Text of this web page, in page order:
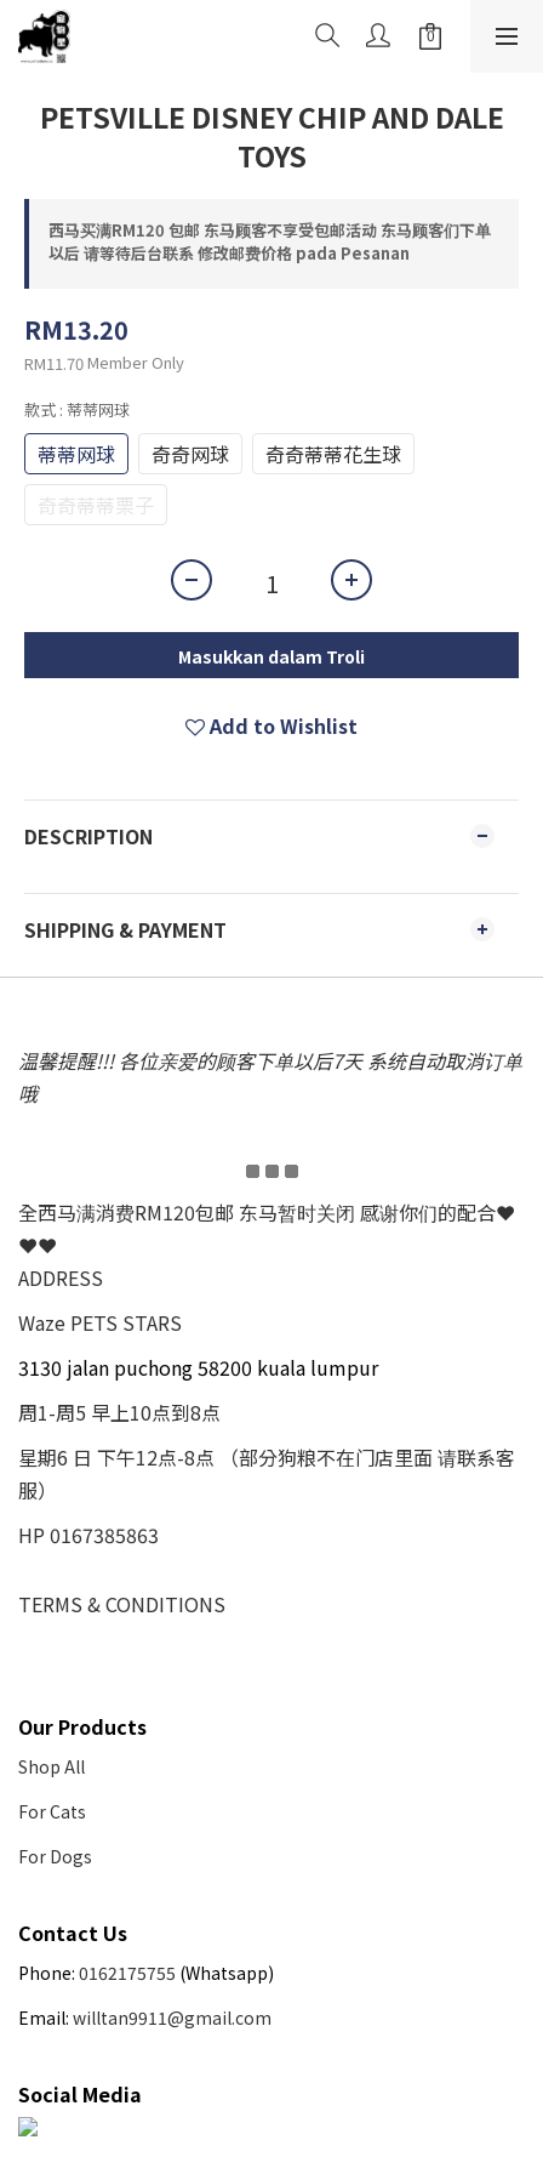
PETSVILLE DISNEY CHIP AND DALE
TOYS
西马买满RM120 包邮 东马顾客不享受包邮活动 东马顾客们下单
以后 请等待后台联系 修改邮费价格 pada Pesanan
RM13.20
RM11.70Member Only
款式 : 蒂蒂网球
蒂蒂网球 奇奇网球
奇奇蒂蒂花生球
奇奇蒂蒂栗子
Masukkan dalam Troli
Add to Wishlist
DESCRIPTION
SHIPPING & PAYMENT
温馨提醒!!! 各位亲爱的顾客下单以后7天 系统自动取消订单
哦
全西马满消费RM120包邮 东马暂时关闭 感谢你们的配合❤
❤❤
ADDRESS
Waze PETS STARS
3130 jalan puchong 58200 kuala lumpur
周1-周5 早上10点到8点
星期6 日 下午12点-8点 （部分狗粮不在门店里面 请联系客
服）
HP 0167385863
TERMS & CONDITIONS
Our Products
Shop All
For Cats
For Dogs
Contact Us
Phone: 0162175755 (Whatsapp)
Email: willtan9911@gmail.com
Social Media